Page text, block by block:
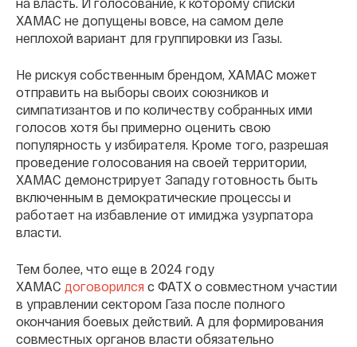
ХАМАС не допущены вовсе, на самом деле
неплохой вариант для группировки из Газы.
Не рискуя собственным брендом, ХАМАС может
отправить на выборы своих союзников и
симпатизантов и по количеству собранных ими
голосов хотя бы примерно оценить свою
популярность у избирателя. Кроме того, разрешая
проведение голосования на своей территории,
ХАМАС демонстрирует Западу готовность быть
включенным в демократические процессы и
работает на избавление от имиджа узурпатора
власти.
Тем более, что еще в 2024 году
ХАМАС договорился с ФАТХ о совместном участии
в управлении сектором Газа после полного
окончания боевых действий. А для формирования
совместных органов власти обязательно